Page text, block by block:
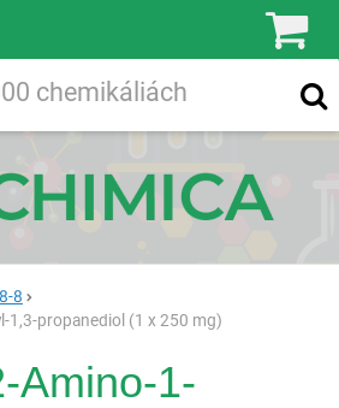
8
1,3-propanediol (1 x 250 mg)
Amino-1-